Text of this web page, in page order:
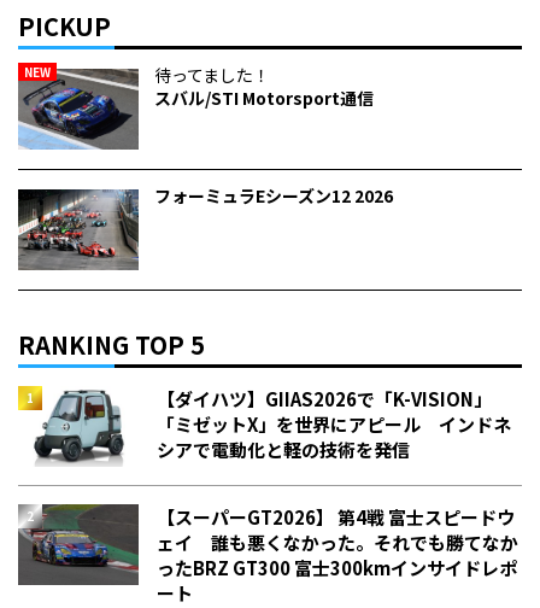
PICKUP
NEW
待ってました！
スバル/STI Motorsport通信
フォーミュラEシーズン12 2026
RANKING TOP 5
【ダイハツ】GIIAS2026で「K-VISION」
「ミゼットX」を世界にアピール インドネ
シアで電動化と軽の技術を発信
【スーパーGT2026】 第4戦 富士スピードウ
ェイ 誰も悪くなかった。それでも勝てなか
った――BRZ GT300 富士300kmインサイドレポ
ート